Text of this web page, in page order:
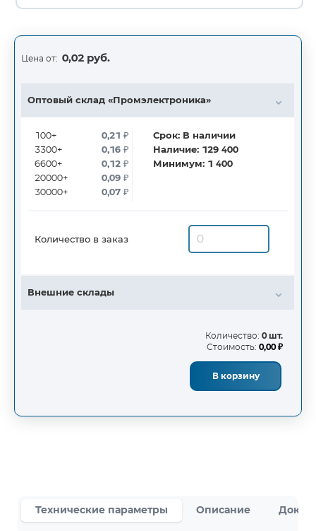
Цена от: 0,02 руб.
Оптовый склад «Промэлектроника»
100+
3300+
6600+
20000+
30000+
0,21₽
0,16₽
0,12₽
0,09₽
0,07₽
Срок: В наличии
Наличие: 129 400
Минимум: 1 400
Количество в заказ
Внешние склады
Количество: 0 шт.
Стоимость: 0,00 ₽
В корзину
Технические параметры Описание